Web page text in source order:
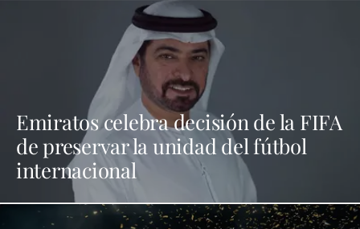
Emiratos celebra decisión de la FIFA
de preservar la unidad del fútbol
internacional